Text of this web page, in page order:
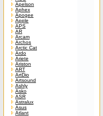
Apelson
Aphex
Apogee
Apple
APS
AR
Arcam
Archos
Arctic Cat
Ardo
Ariete
Ariston
ART
ArtDio
Artsound
Ashly
Asko
ASR
Astralux
Asus
Atlant